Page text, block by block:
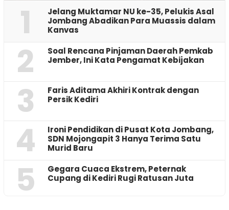
1
Jelang Muktamar NU ke-35, Pelukis Asal
Jombang Abadikan Para Muassis dalam
Kanvas
2
‎Soal Rencana Pinjaman Daerah Pemkab
Jember, Ini Kata Pengamat Kebijakan ‎
3
Faris Aditama Akhiri Kontrak dengan
Persik Kediri
4
Ironi Pendidikan di Pusat Kota Jombang,
SDN Mojongapit 3 Hanya Terima Satu
Murid Baru
5
‎Gegara Cuaca Ekstrem, Peternak
Cupang di Kediri Rugi Ratusan Juta